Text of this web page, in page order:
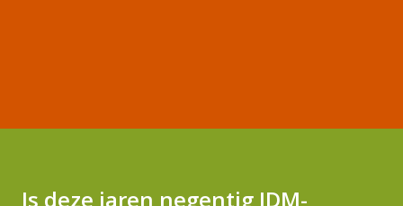
Is deze jaren negentig JDM-